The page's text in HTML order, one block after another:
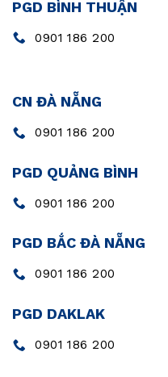
PGD BÌNH THUẬN
0901 186 200
CN ĐÀ NẴNG
0901 186 200
PGD QUẢNG BÌNH
0901 186 200
PGD BẮC ĐÀ NẴNG
0901 186 200
PGD DAKLAK
0901 186 200